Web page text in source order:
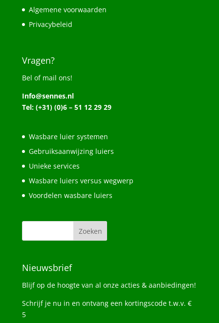
Algemene voorwaarden
Privacybeleid
Vragen?
Bel of mail ons!
Info@sennes.nl
Tel: (+31) (0)6 – 51 12 29 29
Wasbare luier systemen
Gebruiksaanwijzing luiers
Unieke services
Wasbare luiers versus wegwerp
Voordelen wasbare luiers
Nieuwsbrief
Blijf op de hoogte van al onze acties & aanbiedingen!
Schrijf je nu in en ontvang een kortingscode t.w.v. €
5